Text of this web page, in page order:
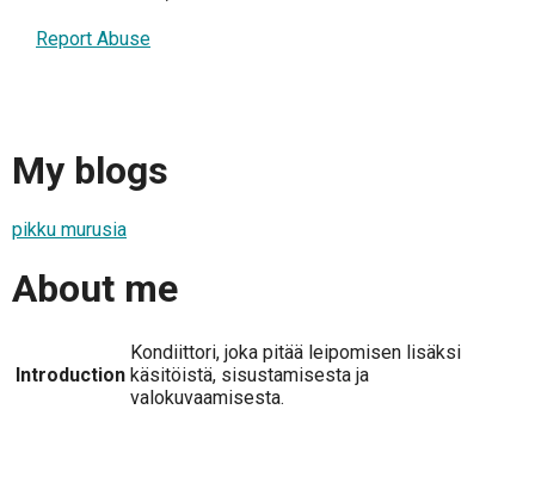
Report Abuse
My blogs
pikku murusia
About me
Introduction
Kondiittori, joka pitää leipomisen lisäksi
käsitöistä, sisustamisesta ja
valokuvaamisesta.